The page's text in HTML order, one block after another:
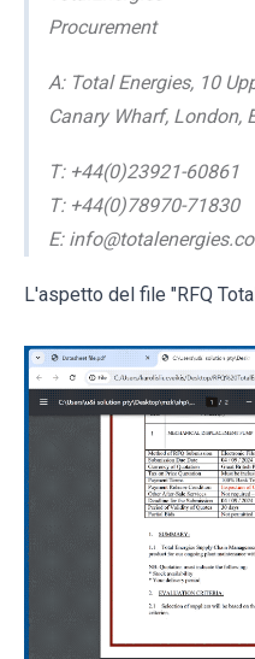
Procurement
A: Total Energies, 10
Canary Wharf, London,
T: +44(0)23921-60861
T: +44(0)78970-71830
E:
L'aspetto del file "RFQ